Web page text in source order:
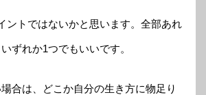
ントではないかと思います。全部あれ
ずれか1つでもいいです。
合は、どこか自分の生き方に物足り